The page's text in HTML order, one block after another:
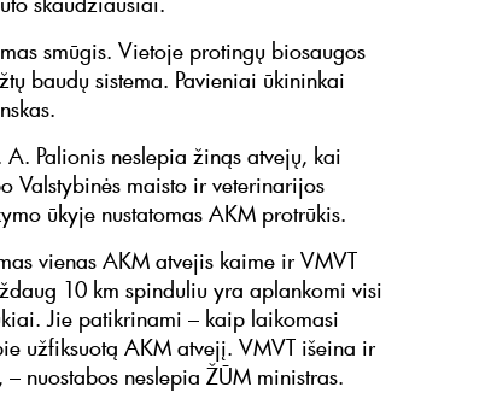
smūgis. Vietoje protingų biosaugos
baudų sistema. Pavieniai ūkininkai
Palionis neslepia žinąs atvejų, kai
Valstybinės maisto ir veterinarijos
ūkyje nustatomas AKM protrūkis.
vienas AKM atvejis kaime ir VMVT
10 km spinduliu yra aplankomi visi
Jie patikrinami – kaip laikomasi
užfiksuotą AKM atvejį. VMVT išeina ir
nuostabos neslepia ŽŪM ministras.